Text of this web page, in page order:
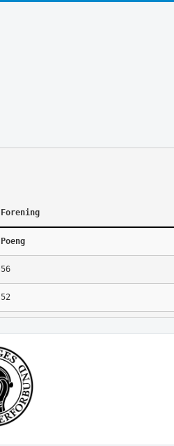
Forening
Poeng
56
52